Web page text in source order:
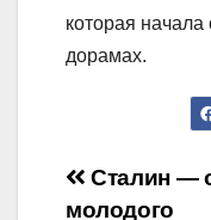
которая
дорамах.
Сталин —
молодого